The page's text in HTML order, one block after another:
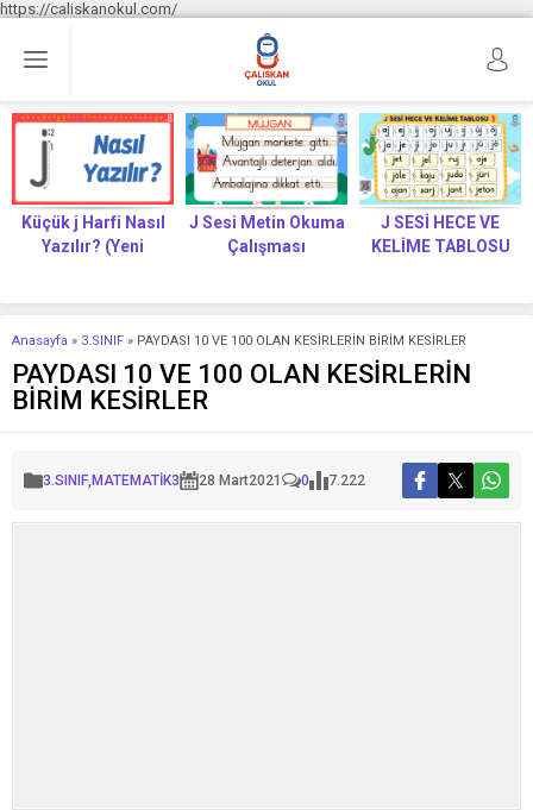
https://caliskanokul.com/
Küçük j Harfi Nasıl
Yazılır? (Yeni
J Sesi Metin Okuma
Çalışması
J SESİ HECE VE
KELİME TABLOSU
Anasayfa » 3.SINIF » PAYDASI 10 VE 100 OLAN KESİRLERİN BİRİM KESİRLER
PAYDASI 10 VE 100 OLAN KESİRLERİN
BİRİM KESİRLER
3.SINIF,MATEMATİK3 28 Mart2021 0 7.222